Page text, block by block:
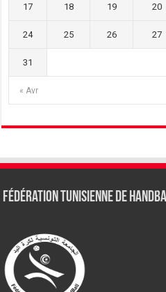
« Avr
17 18 19 20
24 25 26 27
31
Fédération tunisienne de